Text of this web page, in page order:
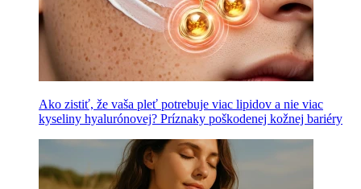
Ako zistiť, že vaša pleť potrebuje viac lipidov a nie viac
kyseliny hyalurónovej? Príznaky poškodenej kožnej bariéry